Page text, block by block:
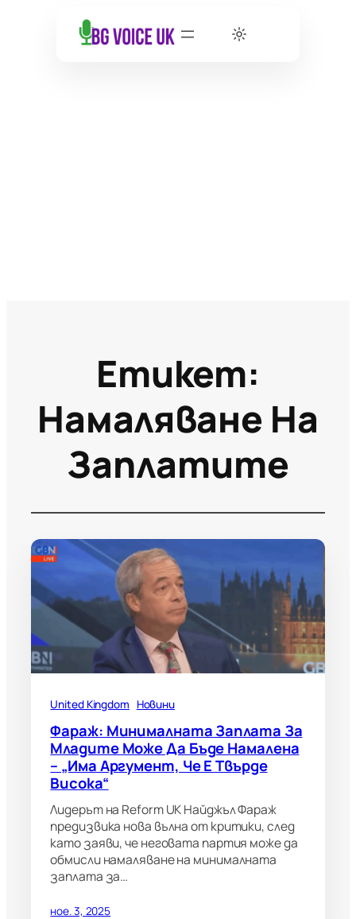
Етикет:
Намаляване На
Заплатите
United Kingdom Новини
Фараж: Минималната Заплата За
Младите Може Да Бъде Намалена
– „има Аргумент, Че Е Твърде
Висока“
Лидерът на Reform UK Найджъл Фараж
предизвика нова вълна от критики, след
като заяви, че неговата партия може да
обмисли намаляване на минималната
заплата за…
ное. 3, 2025